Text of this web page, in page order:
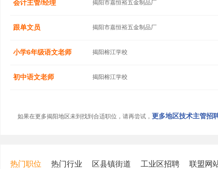
会计主管/经理 揭阳市嘉恒裕五金制品厂
跟单文员 揭阳市嘉恒裕五金制品厂
小学6年级语文老师 揭阳榕江学校
初中语文老师 揭阳榕江学校
如果在更多揭阳地区未到找到合适职位，请再尝试， 更多地区技术主管招
热门职位 热门行业 区县镇街道 工业区招聘 联盟网